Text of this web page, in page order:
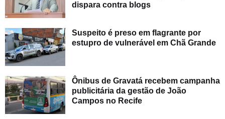
dispara contra blogs
Suspeito é preso em flagrante por
estupro de vulnerável em Chã Grande
Ônibus de Gravatá recebem campanha
publicitária da gestão de João
Campos no Recife